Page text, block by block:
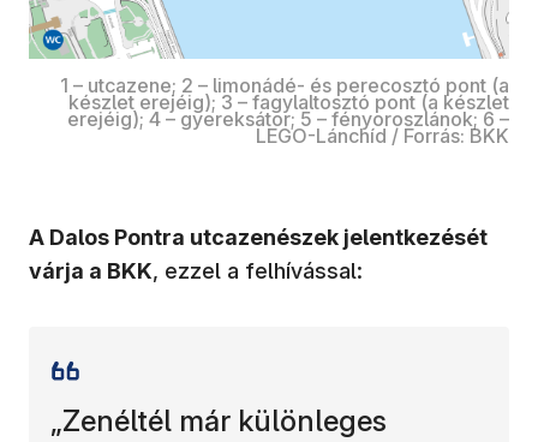
1 – utcazene; 2 – limonádé- és perecosztó pont (a
készlet erejéig); 3 – fagylaltosztó pont (a készlet
erejéig); 4 – gyereksátor; 5 – fényoroszlánok; 6 –
LEGO-Lánchíd / Forrás: BKK
A Dalos Pontra utcazenészek jelentkezését
várja a BKK, ezzel a felhívással:
„Zenéltél már különleges